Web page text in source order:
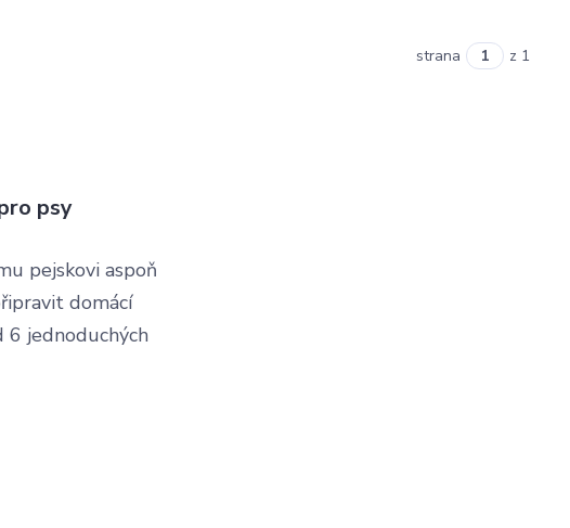
strana z 1
psy
pejskovi aspoň
domácí
6 jednoduchých